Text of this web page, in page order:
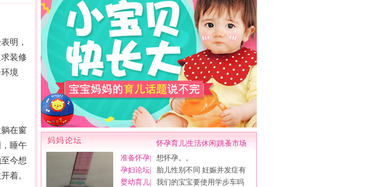
明，
装修
境
在窗
睡午
今想
着。
怀孕育儿|生活休闲 跳蚤市场
准备怀孕
孕妇论坛
婴幼育儿
想怀孕。。
胎儿性别不同 妊娠并发症有
我们的宝宝要使用学步车吗